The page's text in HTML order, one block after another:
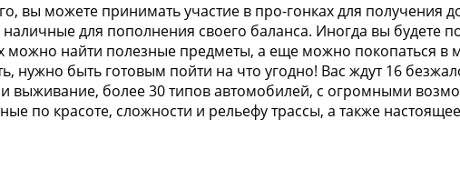
вы можете принимать участие в про-гонках для получения
наличные для пополнения своего баланса. Иногда вы будете
можно найти полезные предметы, а еще можно покопаться в
нужно быть готовым пойти на что угодно! Вас ждут 16
и выживание, более 30 типов автомобилей, с огромными
по красоте, сложности и рельефу трассы, а также